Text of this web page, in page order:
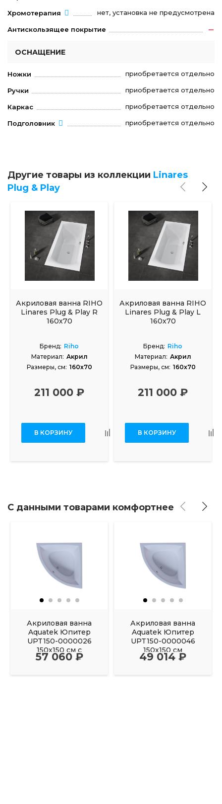
Хромотерапия нет, установка не предусмотрена
Антискользящее покрытие
ОСНАЩЕНИЕ
Ножки приобретается отдельно
Ручки приобретается отдельно
Каркас приобретается отдельно
Подголовник приобретается отдельно
Другие товары из коллекции Linares
Plug & Play
Акриловая ванна RIHO
Linares Plug & Play R
160х70
Бренд: Riho
Материал: Акрил
Размеры, см: 160x70
211 000 ₽
В КОРЗИНУ
Акриловая ванна RIHO
Linares Plug & Play L
160х70
Бренд: Riho
Материал: Акрил
Размеры, см: 160x70
211 000 ₽
В КОРЗИНУ
С данными товарами комфортнее
Акриловая ванна
Aquatek Юпитер
UPT150-0000026
150х150 см с
фронтальным
57 060 ₽
Акриловая ванна
Aquatek Юпитер
UPT150-0000046
150х150 см
49 014 ₽